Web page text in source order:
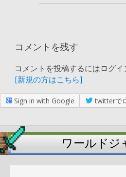
コメントを残す
コメントを投稿するにはログイ
[新規の方はこちら]
Sign in with Google twitterで
ワールドジ